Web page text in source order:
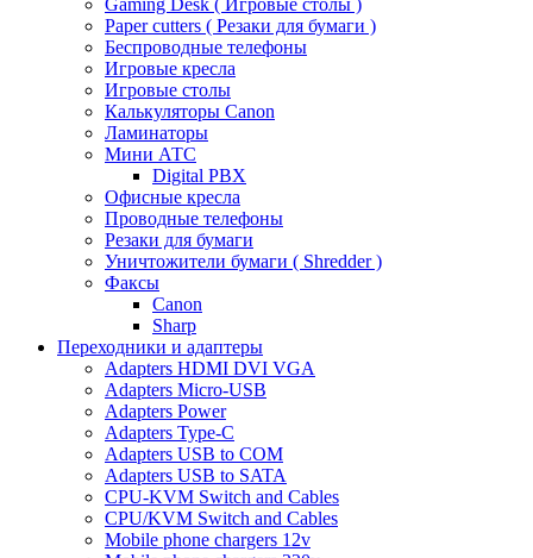
Gaming Desk ( Игровые столы )
Paper cutters ( Резаки для бумаги )
Беспроводные телефоны
Игровые кресла
Игровые столы
Калькуляторы Canon
Ламинаторы
Мини АТС
Digital PBX
Офисные кресла
Проводные телефоны
Резаки для бумаги
Уничтожители бумаги ( Shredder )
Факсы
Canon
Sharp
Переходники и адаптеры
Adapters HDMI DVI VGA
Adapters Micro-USB
Adapters Power
Adapters Type-C
Adapters USB to COM
Adapters USB to SATA
CPU-KVM Switch and Cables
CPU/KVM Switch and Cables
Mobile phone chargers 12v